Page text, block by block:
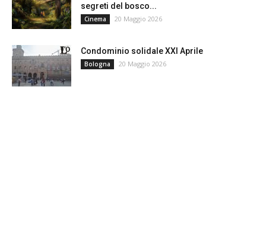
segreti del bosco...
Cinema 20 Maggio 2026
Condominio solidale XXI Aprile
Bologna 20 Maggio 2026